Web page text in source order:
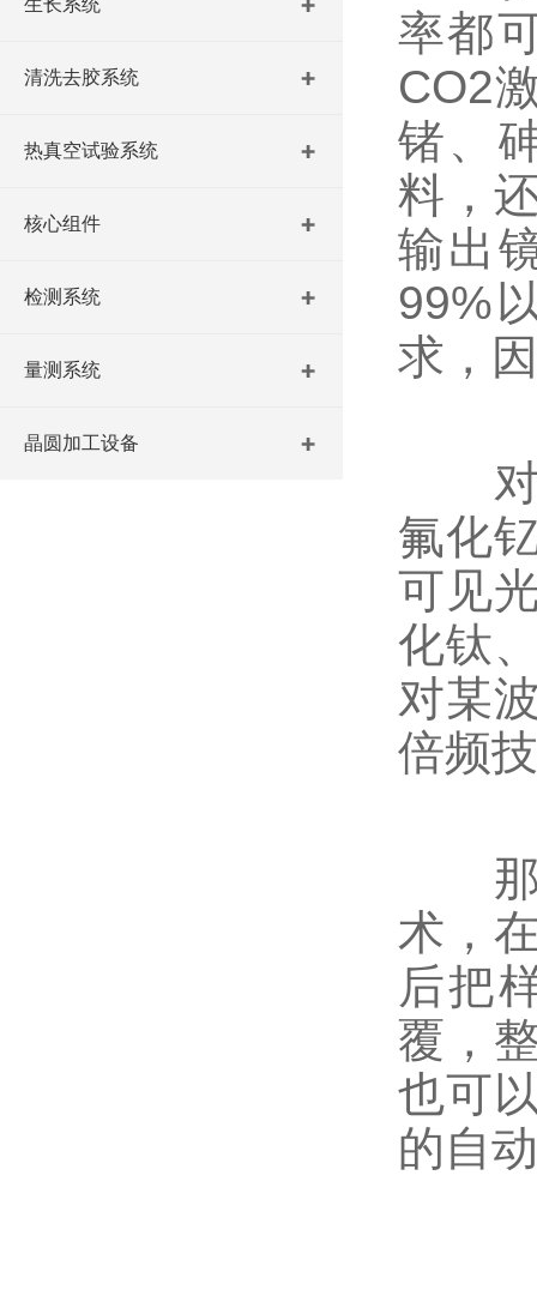
生长系统
清洗去胶系统
热真空试验系统
核心组件
检测系统
量测系统
晶圆加工设备
率都
CO2
锗、
料，
输出
99%
求，
对
氟化
可见
化钛
对某
倍频
那
术，
后把
覆，
也可
的自